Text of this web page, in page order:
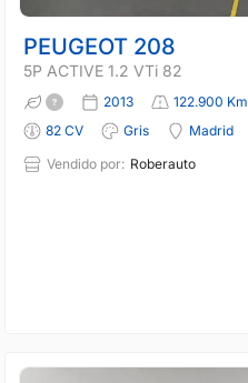
PEUGEOT 208
5P ACTIVE 1.2 VTi 82
2013 122.900 Km
82 CV
Gris
Madrid
Vendido por: Roberauto